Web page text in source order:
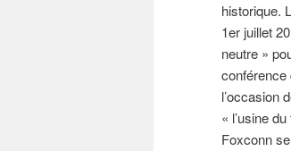
historique.
1er juillet
neutre »
conférence
l’occasion
« l’usine
Foxconn